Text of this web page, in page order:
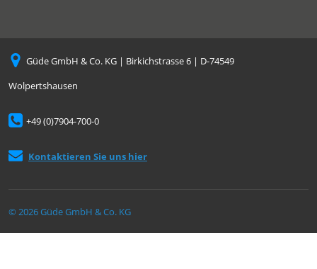
Güde GmbH & Co. KG | Birkichstrasse 6 | D-74549
Wolpertshausen
+49 (0)7904-700-0
Kontaktieren Sie uns hier
© 2026 Güde GmbH & Co. KG